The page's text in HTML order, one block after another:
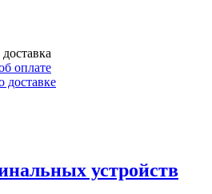
оплате
устройств